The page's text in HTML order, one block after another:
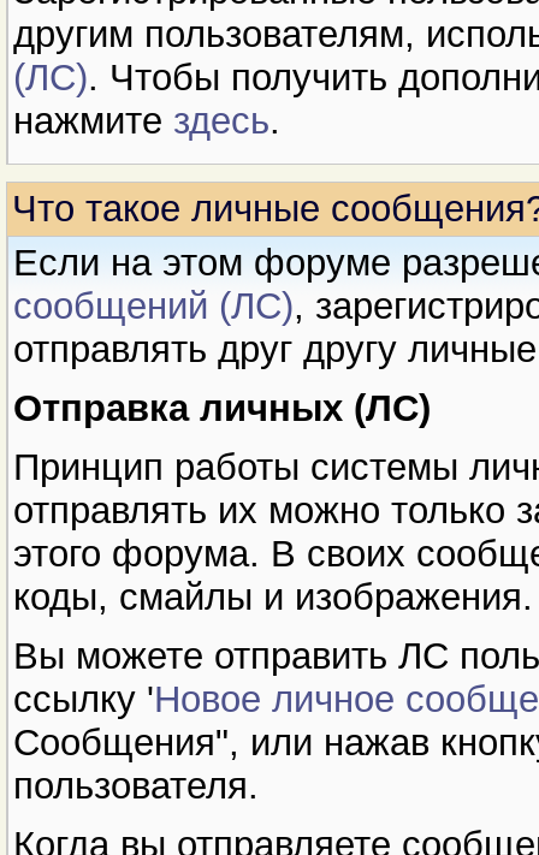
другим пользователям,
(ЛС). Чтобы получить
нажмите здесь.
Что такое личные
Если на этом форуме
сообщений (ЛС),
отправлять друг другу
Отправка личных (ЛС)
Принцип работы системы
отправлять их можно только
этого форума. В своих
коды, смайлы и изображения.
Вы можете отправить ЛС
ссылку 'Новое личное
Сообщения", или нажав
пользователя.
Когда вы отправляете